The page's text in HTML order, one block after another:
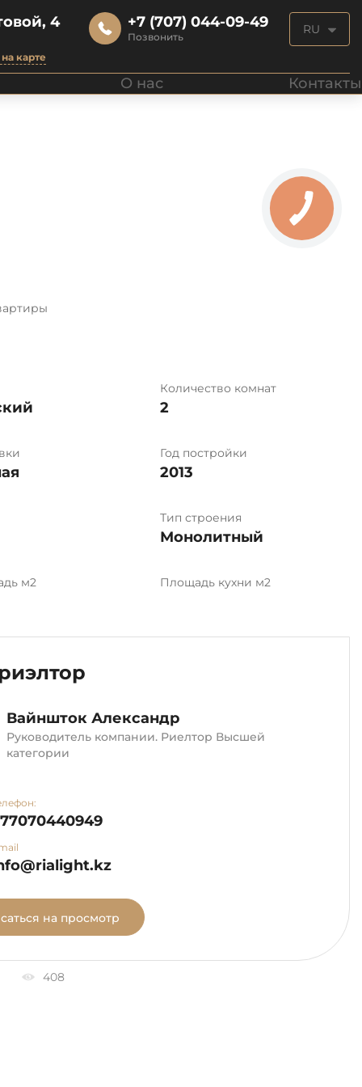
4
карте
+7 (707) 044-09-49
Позвонить
RU
О нас Контакты
Количество комнат
2
Год постройки
2013
Тип строения
Монолитный
м2 Площадь кухни м2
Вайншток Александр
Руководитель компании. Риелтор Высшей
категории
на просмотр
408